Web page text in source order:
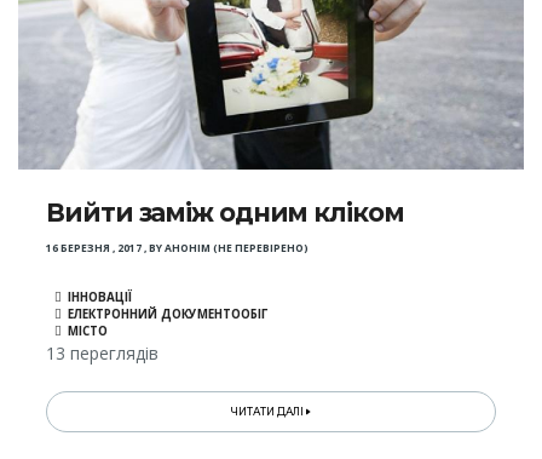
Вийти заміж одним кліком
16 БЕРЕЗНЯ , 2017,BYАНОНІМ (НЕ ПЕРЕВІРЕНО)
ІННОВАЦІЇ
ЕЛЕКТРОННИЙ ДОКУМЕНТООБІГ
МІСТО
13 переглядів
ЧИТАТИ ДАЛІ